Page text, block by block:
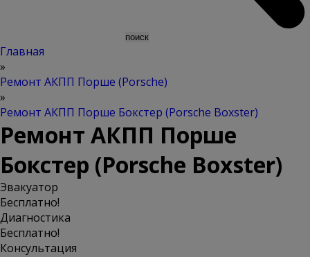
Главная
»
Ремонт АКПП Порше (Porsche)
»
Ремонт АКПП Порше Бокстер (Porsche Boxster)
Ремонт АКПП Порше
Бокстер (Porsche Boxster)
Эвакуатор
Бесплатно!
Диагностика
Бесплатно!
Консультация